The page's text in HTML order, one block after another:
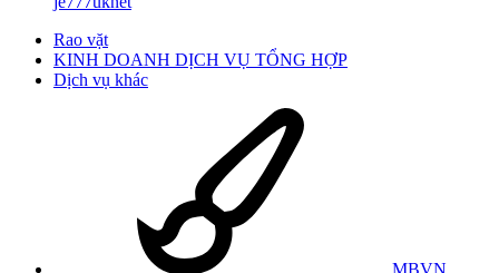
Rao vặt
KINH DOANH DỊCH VỤ TỔNG HỢP
Dịch vụ khác
MBVN